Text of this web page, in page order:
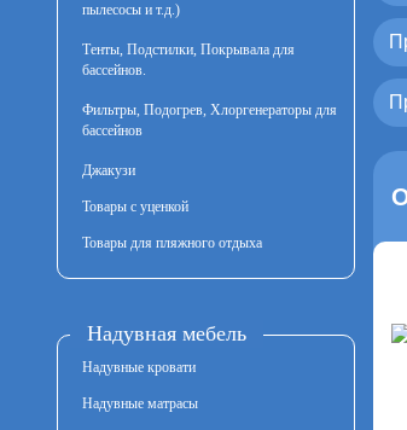
пылесосы и т.д.)
Тенты, Подстилки, Покрывала для
бассейнов.
Фильтры, Подогрев, Хлоргенераторы для
бассейнов
Джакузи
Товары с уценкой
Товары для пляжного отдыха
Надувная мебель
Надувные кровати
Надувные матрасы